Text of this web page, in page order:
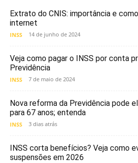
Extrato do CNIS: importância e
internet
INSS 14 de junho de 2024
Veja como pagar o INSS por conta
Previdência
INSS 7 de maio de 2024
Nova reforma da Previdência pode
para 67 anos; entenda
INSS 3 dias atrás
INSS corta benefícios? Veja como
suspensões em 2026